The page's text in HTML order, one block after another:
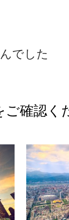
でした
ご確認く